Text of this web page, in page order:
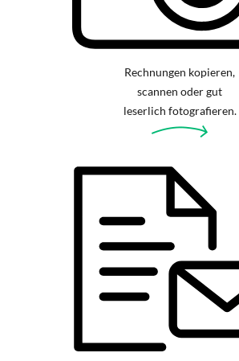
Rechnungen kopieren,
scannen oder gut
leserlich fotografieren.